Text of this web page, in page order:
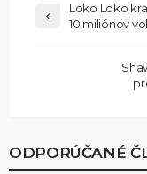
Loko Loko
10 miliónov
ODPORÚČANÉ